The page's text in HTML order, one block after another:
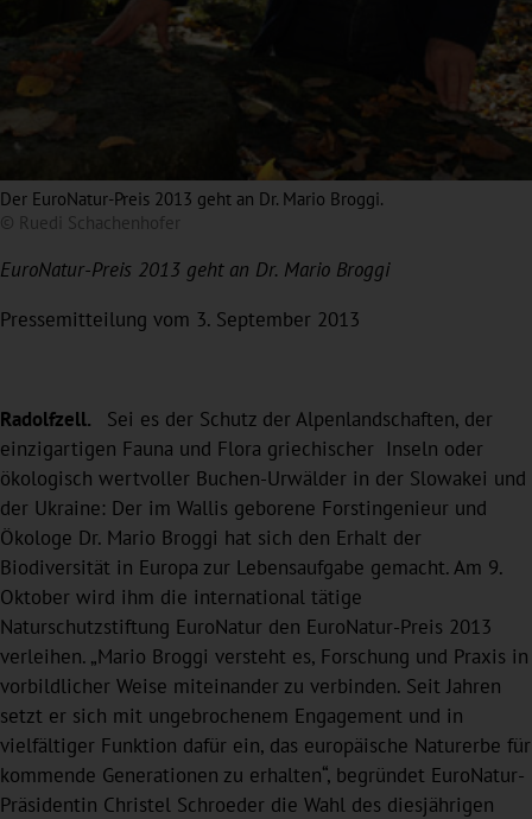
Der EuroNatur-Preis 2013 geht an Dr. Mario Broggi.
© Ruedi Schachenhofer
EuroNatur-Preis 2013 geht an Dr. Mario Broggi
Pressemitteilung vom 3. September 2013
Radolfzell.
Sei es der Schutz der Alpenlandschaften, der
einzigartigen Fauna und Flora griechischer Inseln oder
ökologisch wertvoller Buchen-Urwälder in der Slowakei und
der Ukraine: Der im Wallis geborene Forstingenieur und
Ökologe Dr. Mario Broggi hat sich den Erhalt der
Biodiversität in Europa zur Lebensaufgabe gemacht. Am 9.
Oktober wird ihm die international tätige
Naturschutzstiftung EuroNatur den EuroNatur-Preis 2013
verleihen. „Mario Broggi versteht es, Forschung und Praxis in
vorbildlicher Weise miteinander zu verbinden. Seit Jahren
setzt er sich mit ungebrochenem Engagement und in
vielfältiger Funktion dafür ein, das europäische Naturerbe für
kommende Generationen zu erhalten“, begründet EuroNatur-
Präsidentin Christel Schroeder die Wahl des diesjährigen